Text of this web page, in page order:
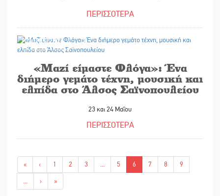
ΠΕΡΙΣΣΟΤΕΡΑ
20/05/2026
«Μαζί είμαστε Φλόγα»: Ένα
διήμερο γεμάτο τέχνη, μουσική και
ελπίδα στο Άλσος Σαϊνοπουλείου
23 και 24 Μαΐου
ΠΕΡΙΣΣΟΤΕΡΑ
« ‹ 1 2 3 ... 5 6 7 8
9
...
› »